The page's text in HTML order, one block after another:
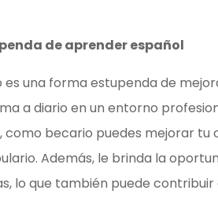
de aprender español
es una forma estupenda de
a diario en un entorno
como becario puedes mejorar
Además, le brinda la
lo que también puede